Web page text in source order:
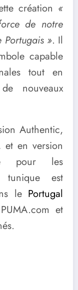
création «
de notre
Portugais ». Il
capable
tout en
nouveaux
Authentic,
et en version
pour les
est
le Portugal
et